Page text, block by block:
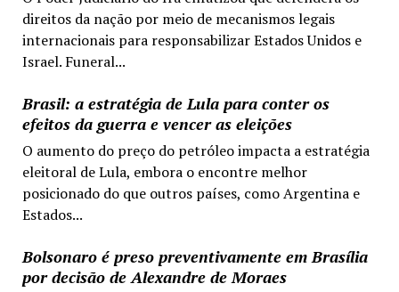
direitos da nação por meio de mecanismos legais
internacionais para responsabilizar Estados Unidos e
Israel. Funeral...
Brasil: a estratégia de Lula para conter os
efeitos da guerra e vencer as eleições
O aumento do preço do petróleo impacta a estratégia
eleitoral de Lula, embora o encontre melhor
posicionado do que outros países, como Argentina e
Estados...
Bolsonaro é preso preventivamente em Brasília
por decisão de Alexandre de Moraes